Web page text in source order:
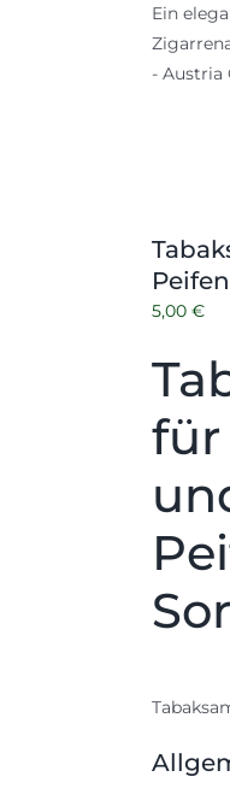
Ein
- Austria
5,00 €
für